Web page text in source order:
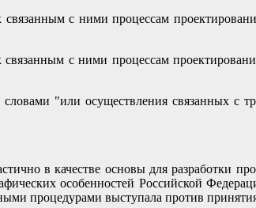
с ними процессам
с ними процессам
"или осуществления связанных с
в качестве основы для разработки
особенностей Российской
процедурами выступала против